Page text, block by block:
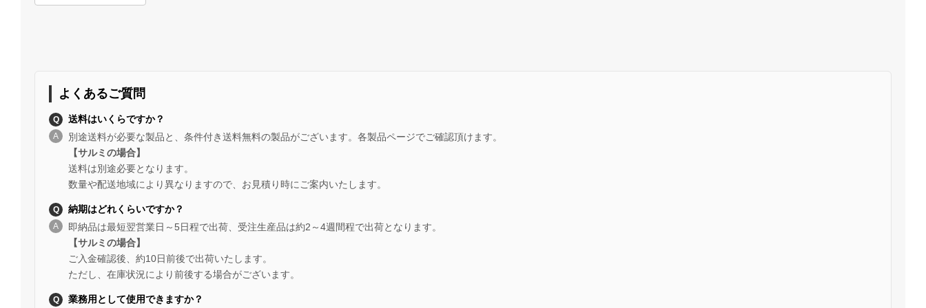
よくあるご質問
送料はいくらですか？
別途送料が必要な製品と、条件付き送料無料の製品がございます。各製品ページでご確認頂けます。
【サルミの場合】
送料は別途必要となります。
数量や配送地域により異なりますので、お見積り時にご案内いたします。
納期はどれくらいですか？
即納品は最短翌営業日～5日程で出荷、受注生産品は約2～4週間程で出荷となります。
【サルミの場合】
ご入金確認後、約10日前後で出荷いたします。
ただし、在庫状況により前後する場合がございます。
業務用として使用できますか？